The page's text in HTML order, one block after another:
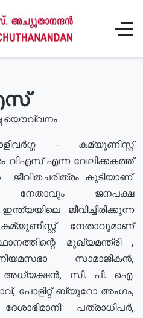
യൌവ്വനം
- കമ്യൂണിസ്റ്റ്
വിഎസ് എന്ന വേലിക്കകത്ത്
കൂടിയാണ്.
നേതാവും ജനപക്ഷ
ജീവിച്ചിരിക്കുന്ന
നേതാവുമാണ്
മുഖ്യമന്ത്രി ,
സാമാജികൻ,
അധ്യക്ഷൻ, സി. പി. ഐ.
പോളിറ്റ് ബ്യുറോ അംഗം,
പത്രാധിപർ,